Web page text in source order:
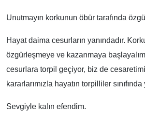
Unutmayın korkunun öbür tarafında
Hayat daima cesurların yanındadır.
özgürleşmeye ve kazanmaya
cesurlara torpil geçiyor, biz de
kararlarımızla hayatın torpilliler
Sevgiyle kalın efendim.